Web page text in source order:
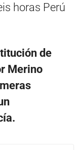
horas Perú
de
Merino